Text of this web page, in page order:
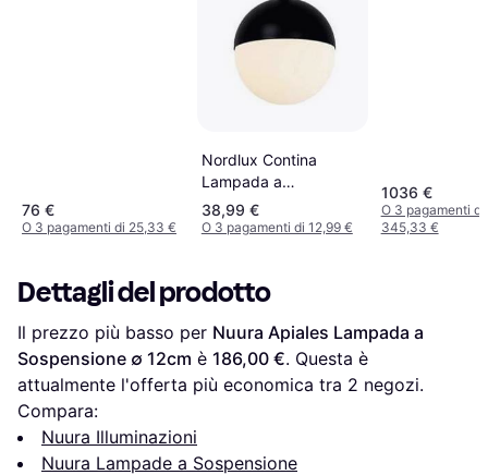
76 €
O 3 pagamenti di 25,33 €
Nordlux Contina
Lampada a
Sospensione ∅ 10cm
38,99 €
O 3 pagamenti di 12,99 €
1036 €
O 3 pagamenti di
345,33 €
Dettagli del prodotto
Il prezzo più basso per Nuura Apiales Lampada a
Sospensione ∅ 12cm è 186,00 €. Questa è
attualmente l'offerta più economica tra 2 negozi.
Compara:
Nuura Illuminazioni
Nuura Lampade a Sospensione